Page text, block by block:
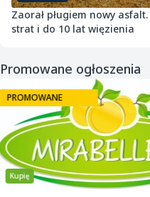
Zaorał pługiem nowy asfalt.
strat i do 10 lat więzienia
Promowane ogłoszenia
Sprzedam
PROMOWANE